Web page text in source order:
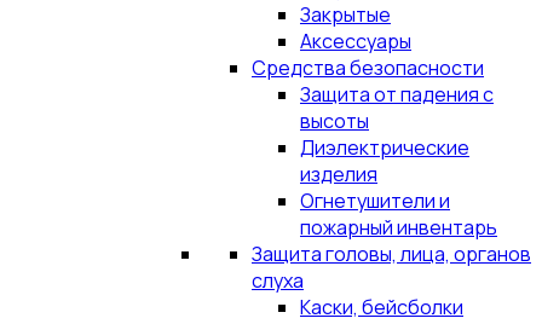
Закрытые
Аксессуары
Средства безопасности
Защита от падения с
высоты
Диэлектрические
изделия
Огнетушители и
пожарный инвентарь
Защита головы, лица, органов
слуха
Каски, бейсболки